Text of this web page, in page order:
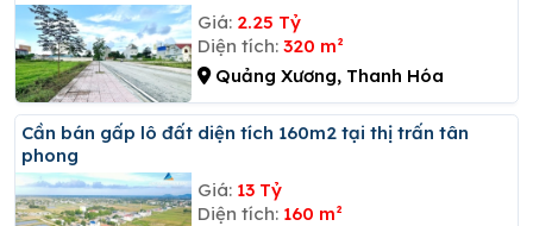
Giá: 2.25 Tỷ
Diện tích: 320 m²
Quảng Xương, Thanh Hóa
Cần bán gấp lô đất diện tích 160m2 tại thị trấn tân
phong
Giá: 13 Tỷ
Diện tích: 160 m²